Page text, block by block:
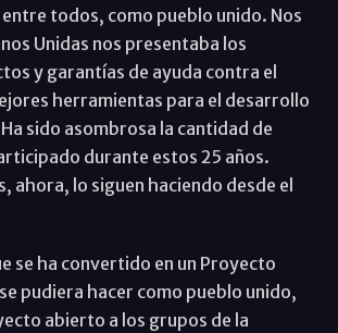
todos, como pueblo unido. Nos
Unidas nos presentaba los
y garantías de ayuda contra el
herramientas para el desarrollo
sido asombrosa la cantidad de
durante estos 25 años.
ahora, lo siguen haciendo desde el
se ha convertido en un Proyecto
pudiera hacer como pueblo unido,
abierto a los grupos de la